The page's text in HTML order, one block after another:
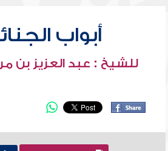
أبواب
للشيخ : عبد العزيز بن